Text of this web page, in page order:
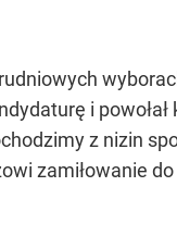
i
z nizin
zamiłowanie